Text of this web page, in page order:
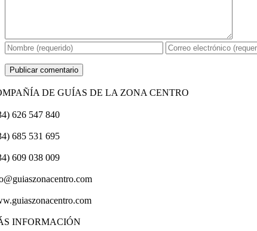
DE GUÍAS DE LA ZONA CENTRO
626 547 840
685 531 695
609 038 009
INFORMACIÓN